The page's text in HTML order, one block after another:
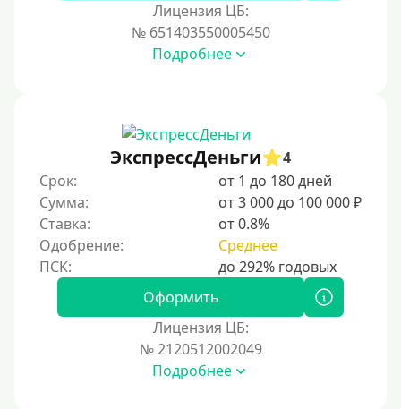
С возможностью частичного погашения
Надежные
Без обмана
Без предоплат
Без электронной почты
С автоматическим одобрением
Без номера телефона
Без платных услуг и подписок
Лицензия ЦБ:
№ 651403550005450
Подробнее
ЭкспрессДеньги
4
Срок:
от 1 до 180 дней
Сумма:
от 3 000 до 100 000 ₽
Ставка:
от 0.8%
Одобрение:
Среднее
Оформить
Лицензия ЦБ:
№ 2120512002049
Подробнее